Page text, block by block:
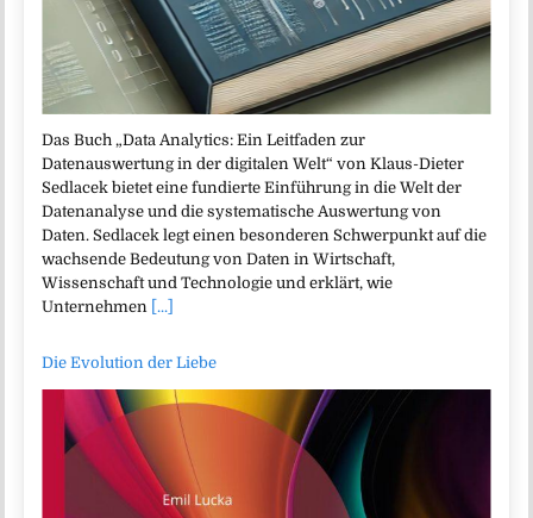
Das Buch „Data Analytics: Ein Leitfaden zur
Datenauswertung in der digitalen Welt“ von Klaus-Dieter
Sedlacek bietet eine fundierte Einführung in die Welt der
Datenanalyse und die systematische Auswertung von
Daten. Sedlacek legt einen besonderen Schwerpunkt auf die
wachsende Bedeutung von Daten in Wirtschaft,
Wissenschaft und Technologie und erklärt, wie
Unternehmen [...]
Die Evolution der Liebe